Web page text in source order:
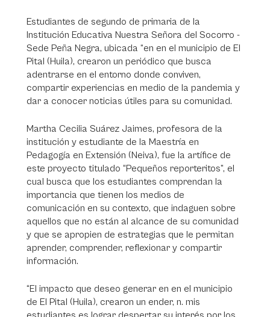
Estudiantes de segundo de primaria de la
Institución Educativa Nuestra Señora del Socorro -
Sede Peña Negra, ubicada “en en el municipio de El
Pital (Huila), crearon un periódico que busca
adentrarse en el entorno donde conviven,
compartir experiencias en medio de la pandemia y
dar a conocer noticias útiles para su comunidad.
Martha Cecilia Suárez Jaimes, profesora de la
institución y estudiante de la Maestría en
Pedagogía en Extensión (Neiva), fue la artífice de
este proyecto titulado “Pequeños reporteritos”, el
cual busca que los estudiantes comprendan la
importancia que tienen los medios de
comunicación en su contexto, que indaguen sobre
aquellos que no están al alcance de su comunidad
y que se apropien de estrategias que le permitan
aprender, comprender, reflexionar y compartir
información.
“El impacto que deseo generar en en el municipio
de El Pital (Huila), crearon un ender, n. mis